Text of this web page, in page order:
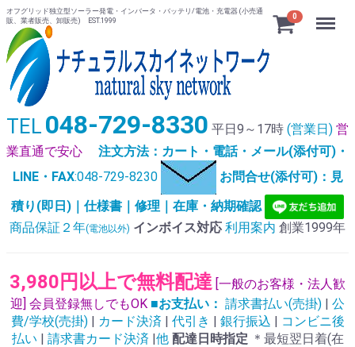
オフグリッド独立型ソーラー発電・インバータ・バッテリ/電池・充電器 (小売通
販、業者販売、卸販売) EST.1999
0 Menu
TEL 048-729-8330 平日9～17時 (営業日) 営
業直通で安心
注文方法：カート・電話・メール(添付可)・
LINE・FAX:048-729-8230
お問合せ(添付可)：見
積り(即日)｜仕様書｜修理｜在庫・納期確認
商品保証２年(電池以外) インボイス対応 利用案内 創業1999年
3,980円以上で無料配達 [一般のお客様・法人歓
迎] 会員登録無しでもOK ■お支払い： 請求書払い(売掛) | 公
費/学校(売掛) | カード決済 | 代引き | 銀行振込 | コンビニ後
払い | 請求書カード決済 |他 配達日時指定 ＊最短翌日着(在